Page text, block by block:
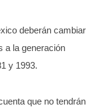
deberán cambiar
a la generación
y 1993.
que no tendrán